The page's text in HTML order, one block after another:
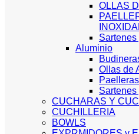
OLLAS
Aluminio
Ollas de
CUCHARAS Y
CUCHILLERIA
BOWLS